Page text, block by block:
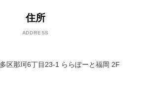
住所
ADDRESS
区那珂6丁目23-1 ららぽーと福岡 2F